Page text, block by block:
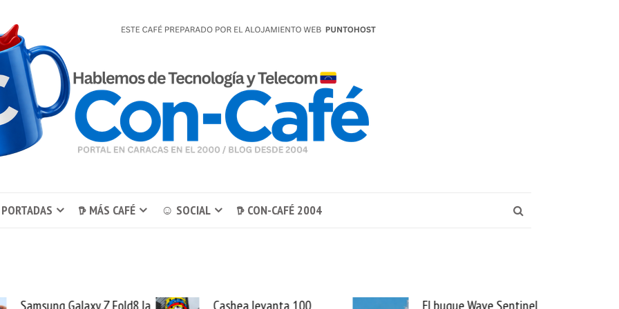
𖠚 MÁS CAFÉ ☺ SOCIAL 𖠚 CON-CAFÉ 2004